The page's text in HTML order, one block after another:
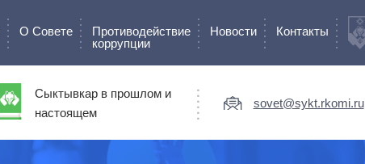
О Cовете
Противодействие
коррупции
Новости Контакты
Сыктывкар в прошлом и
настоящем
sovet@sykt.rkomi.ru